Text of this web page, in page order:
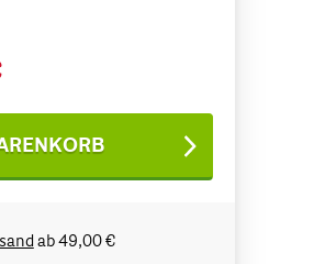
ab 49,00 €